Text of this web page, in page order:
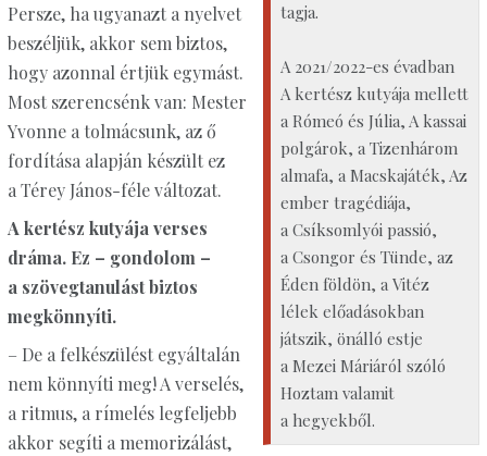
tagja.
A 2021/2022-es évadban
A kertész kutyája mellett
a Rómeó és Júlia, A kassai
polgárok, a Tizenhárom
almafa, a Macskajáték, Az
ember tragédiája,
a Csíksomlyói passió,
a Csongor és Tünde, az
Éden földön, a Vitéz
lélek előadásokban
játszik, önálló estje
a Mezei Máriáról szóló
Hoztam valamit
a hegyekből.
Persze, ha ugyanazt a nyelvet
beszéljük, akkor sem biztos,
hogy azonnal értjük egymást.
Most szerencsénk van: Mester
Yvonne a tolmácsunk, az ő
fordítása alapján készült ez
a Térey János-féle változat.
A kertész kutyája verses
dráma. Ez – gondolom –
a szövegtanulást biztos
megkönnyíti.
– De a felkészülést egyáltalán
nem könnyíti meg! A verselés,
a ritmus, a rímelés legfeljebb
akkor segíti a memorizálást,